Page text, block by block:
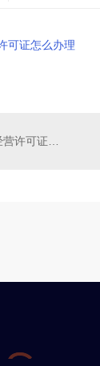
可证怎么办理
贵州增值电信业务经营许可证查询